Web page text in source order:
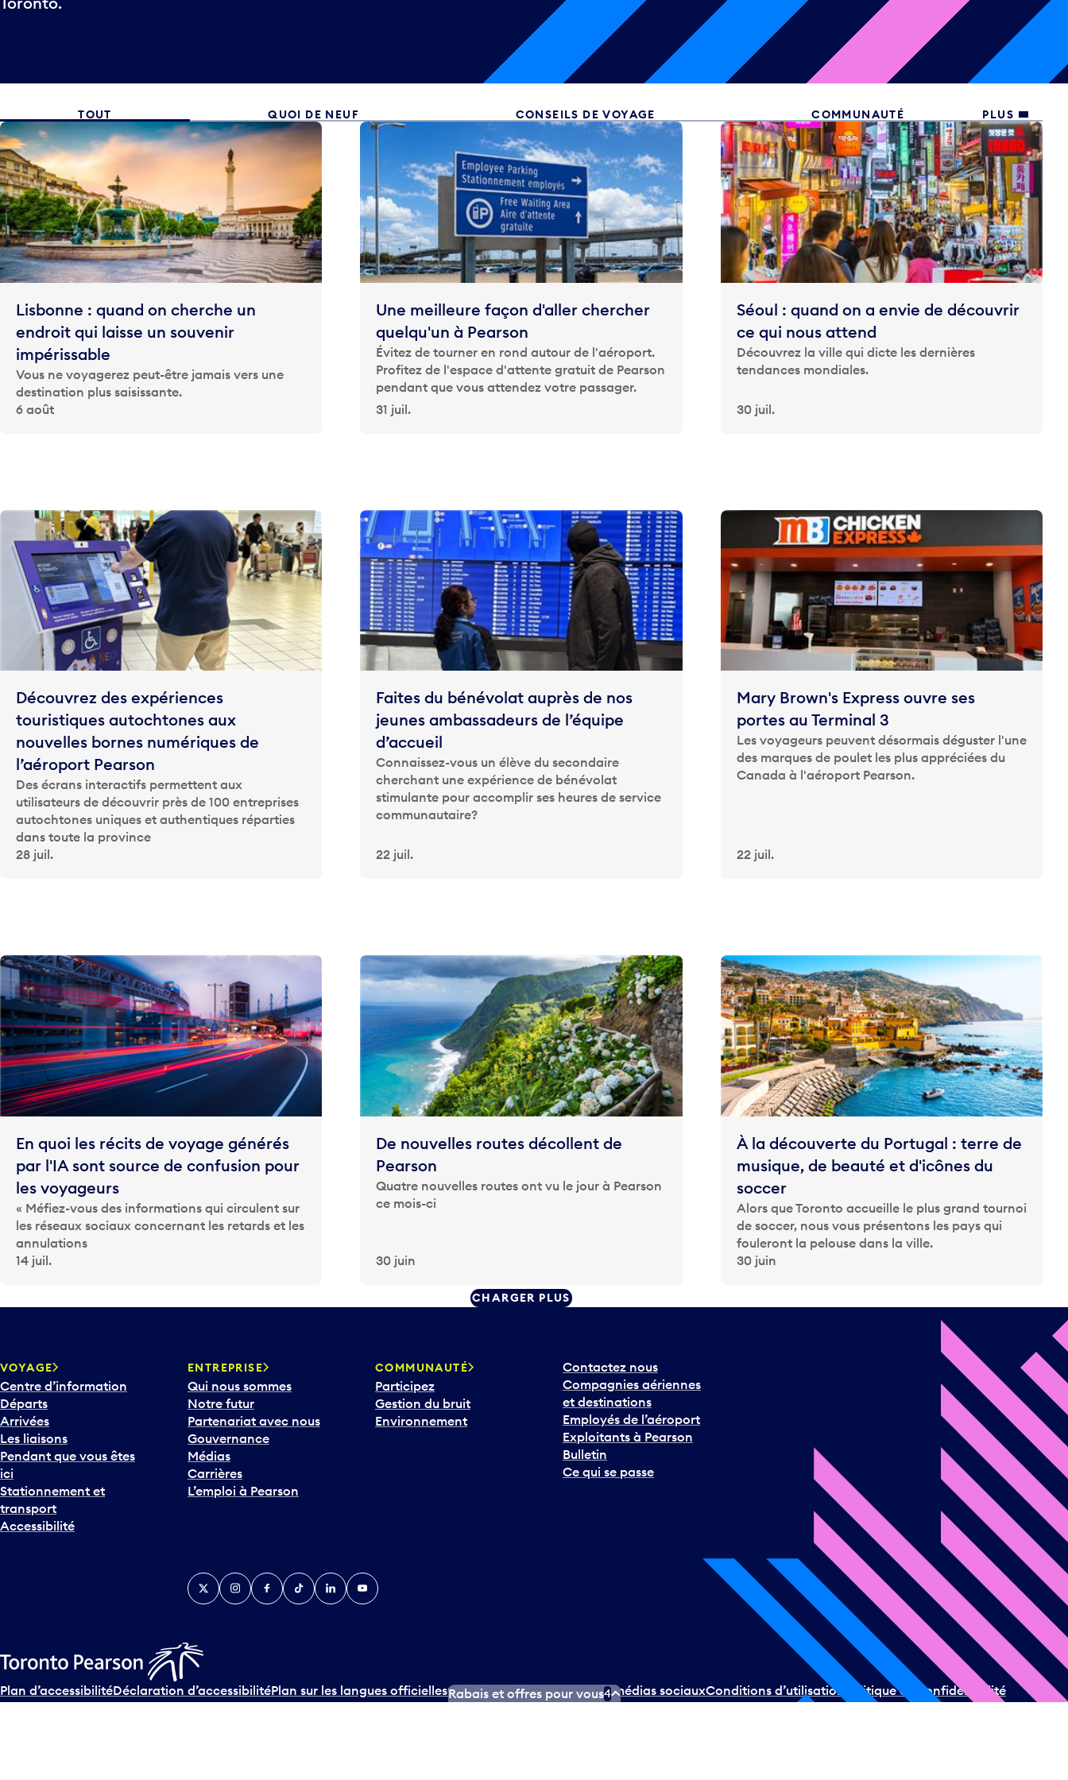
TOUT QUOI DE NEUF CONSEILS DE VOYAGE COMMUNAUTÉ PLUS
Lisbonne : quand on cherche un
endroit qui laisse un souvenir
impérissable
Vous ne voyagerez peut-être jamais vers une
destination plus saisissante.
6 août
Une meilleure façon d'aller chercher
quelqu'un à Pearson
Évitez de tourner en rond autour de l'aéroport.
Profitez de l'espace d'attente gratuit de Pearson
pendant que vous attendez votre passager.
31 juil.
Séoul : quand on a envie de découvrir
ce qui nous attend
Découvrez la ville qui dicte les dernières
tendances mondiales.
30 juil.
Découvrez des expériences
touristiques autochtones aux
nouvelles bornes numériques de
l’aéroport Pearson
Des écrans interactifs permettent aux
utilisateurs de découvrir près de 100 entreprises
autochtones uniques et authentiques réparties
dans toute la province
28 juil.
Faites du bénévolat auprès de nos
jeunes ambassadeurs de l’équipe
d’accueil
Connaissez-vous un élève du secondaire
cherchant une expérience de bénévolat
stimulante pour accomplir ses heures de service
communautaire?
22 juil.
Mary Brown's Express ouvre ses
portes au Terminal 3
Les voyageurs peuvent désormais déguster l'une
des marques de poulet les plus appréciées du
Canada à l'aéroport Pearson.
22 juil.
En quoi les récits de voyage générés
par l'IA sont source de confusion pour
les voyageurs
« Méfiez-vous des informations qui circulent sur
les réseaux sociaux concernant les retards et les
annulations
14 juil.
De nouvelles routes décollent de
Pearson
Quatre nouvelles routes ont vu le jour à Pearson
ce mois-ci
30 juin
À la découverte du Portugal : terre de
musique, de beauté et d'icônes du
soccer
Alors que Toronto accueille le plus grand tournoi
de soccer, nous vous présentons les pays qui
fouleront la pelouse dans la ville.
30 juin
CHARGER PLUS
VOYAGE
Centre d’information
Départs
Arrivées
Les liaisons
Pendant que vous êtes
ici
Stationnement et
transport
Accessibilité
ENTREPRISE
Qui nous sommes
Notre futur
Partenariat avec nous
Gouvernance
Médias
Carrières
L’emploi à Pearson
COMMUNAUTÉ
Participez
Gestion du bruit
Environnement
Contactez nous
Compagnies aériennes
et destinations
Employés de l’aéroport
Exploitants à Pearson
Bulletin
Ce qui se passe
TwitterInstagramFacebook
TikTokLinkedInYouTube
Plan d’accessibilitéDéclaration d’accessibilitéPlan sur les langues officiellesConditions d’utilisation des médias sociauxConditions d’utilisation
Politique de confidentialité
© Tous droits réservés2026Greater Toronto Airports Authority.
Rabais et offres pour vous4